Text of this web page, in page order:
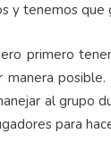
y tenemos
primero
al grupo
para